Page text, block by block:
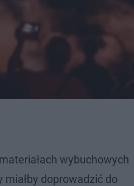
wybuchowych
miałby doprowadzić do